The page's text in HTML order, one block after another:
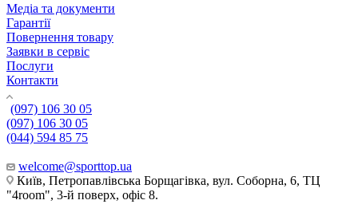
Медіа та документи
Гарантії
Повернення товару
Заявки в сервіс
Послуги
Контакти
(097) 106 30 05
(097) 106 30 05
(044) 594 85 75
welcome@sporttop.ua
Київ, Петропавлівська Борщагівка, вул. Соборна, 6, ТЦ
"4room", 3-й поверх, офіс 8.